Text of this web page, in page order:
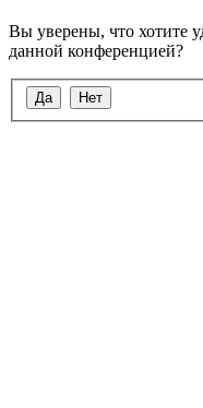
Вы уверены, что хотите
данной конференцией?